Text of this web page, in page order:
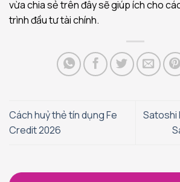
vừa chia sẻ trên đây sẽ giúp ích cho
trình đầu tư tài chính.
Cách huỷ thẻ tín dụng Fe
Credit 2026
Satoshi